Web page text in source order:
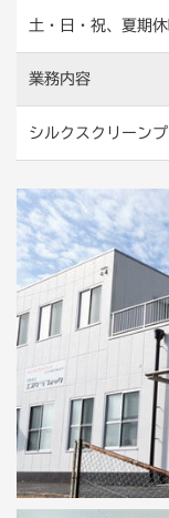
土・日・祝、夏期
業務内容
シルクスクリーン